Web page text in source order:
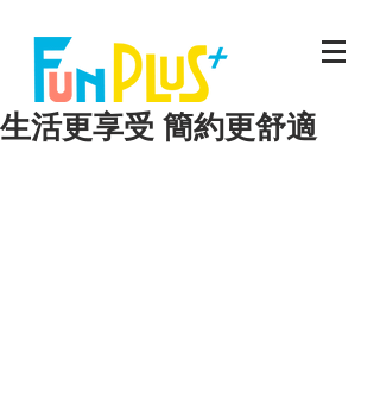
生活更享受 簡約更舒適